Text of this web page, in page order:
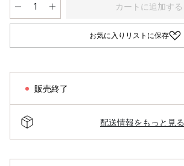
カートに追加する
お気に入りリストに保存
販売終了
配送情報をもっと見る